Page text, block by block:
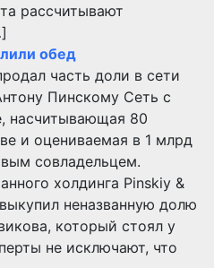
рассчитывают
обед
часть доли в сети
Пинскому Сеть с
насчитывающая 80
и оцениваемая в 1 млрд
совладельцем.
холдинга Pinskiy &
неназванную долю
который стоял у
не исключают, что